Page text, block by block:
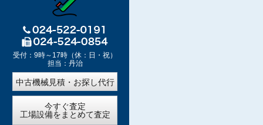
受付：9時～17時（休：日・祝）
担当：丹治
中古機械見積・お探し代行
今すぐ査定
工場設備をまとめて査定